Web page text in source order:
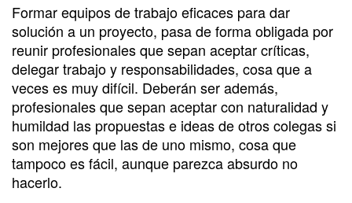
Formar equipos de trabajo eficaces para dar
solución a un proyecto, pasa de forma obligada por
reunir profesionales que sepan aceptar críticas,
delegar trabajo y responsabilidades, cosa que a
veces es muy difícil. Deberán ser además,
profesionales que sepan aceptar con naturalidad y
humildad las propuestas e ideas de otros colegas si
son mejores que las de uno mismo, cosa que
tampoco es fácil, aunque parezca absurdo no
hacerlo.